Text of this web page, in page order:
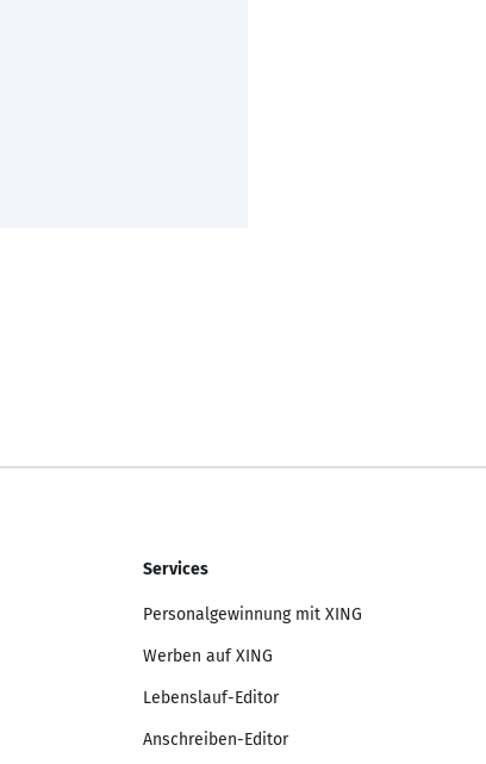
Services
Personalgewinnung mit XING
Werben auf XING
Lebenslauf-Editor
Anschreiben-Editor